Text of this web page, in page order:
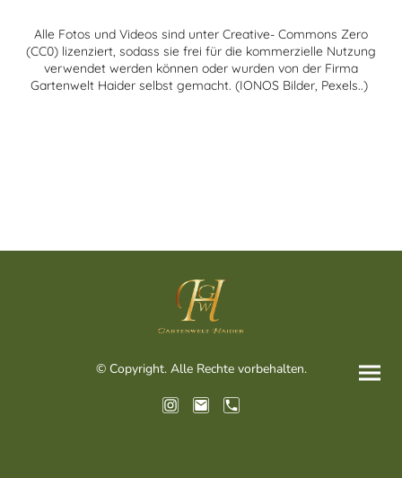
Alle Fotos und Videos sind unter Creative- Commons Zero
(CC0) lizenziert, sodass sie frei für die kommerzielle Nutzung
verwendet werden können oder wurden von der Firma
Gartenwelt Haider selbst gemacht. (IONOS Bilder, Pexels..)
© Copyright. Alle Rechte vorbehalten.